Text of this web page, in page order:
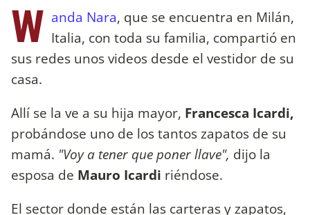
W anda Nara, que se encuentra en Milán,
Italia, con toda su familia, compartió en
sus redes unos videos desde el vestidor de su
casa.
Allí se la ve a su hija mayor, Francesca Icardi,
probándose uno de los tantos zapatos de su
mamá. "Voy a tener que poner llave", dijo la
esposa de Mauro Icardi riéndose.
El sector donde están las carteras y zapatos,